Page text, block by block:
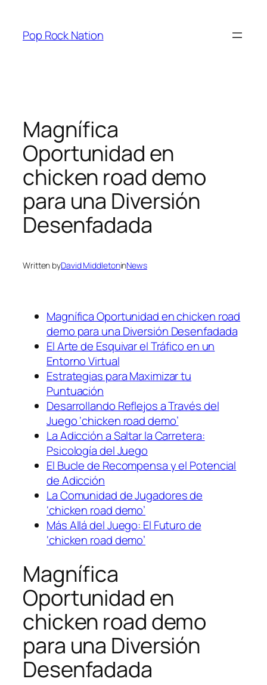
content
Pop Rock Nation
Magnífica
Oportunidad en
chicken road demo
para una Diversión
Desenfadada
Written byDavid MiddletoninNews
Magnífica Oportunidad en chicken road
demo para una Diversión Desenfadada
El Arte de Esquivar el Tráfico en un
Entorno Virtual
Estrategias para Maximizar tu
Puntuación
Desarrollando Reflejos a Través del
Juego ‘chicken road demo’
La Adicción a Saltar la Carretera:
Psicología del Juego
El Bucle de Recompensa y el Potencial
de Adicción
La Comunidad de Jugadores de
‘chicken road demo’
Más Allá del Juego: El Futuro de
‘chicken road demo’
Magnífica
Oportunidad en
chicken road demo
para una Diversión
Desenfadada